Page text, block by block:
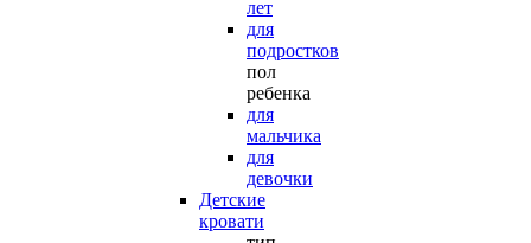
лет
для
подростков
пол
ребенка
для
мальчика
для
девочки
Детские
кровати